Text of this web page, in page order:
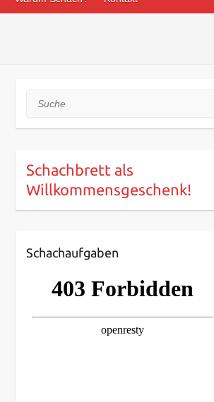
Suche
Schachbrett als
Willkommensgeschenk!
Schachaufgaben